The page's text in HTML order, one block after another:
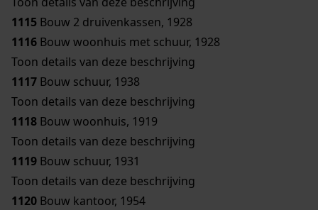
1115 Bouw 2 druivenkassen, 1928
1116 Bouw woonhuis met schuur, 1928
Toon details van deze beschrijving
1117 Bouw schuur, 1938
Toon details van deze beschrijving
1118 Bouw woonhuis, 1919
Toon details van deze beschrijving
1119 Bouw schuur, 1931
Toon details van deze beschrijving
1120 Bouw kantoor, 1954